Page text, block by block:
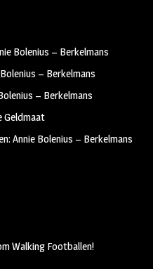
Bolenius – Berkelmans
– Berkelmans
– Berkelmans
Geldmaat
Annie Bolenius – Berkelmans
Walking Footballen!